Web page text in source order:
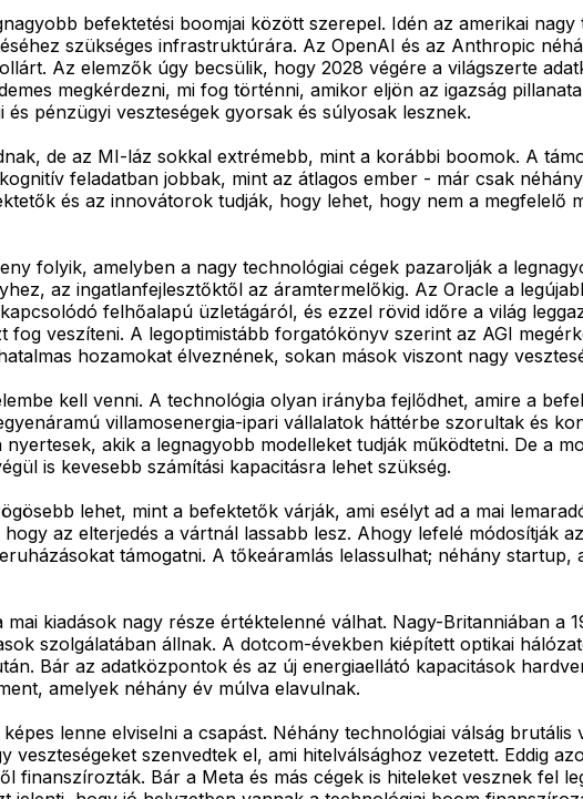
befektetési boomjai között szerepel. Idén az amerikai
szükséges infrastruktúrára. Az OpenAI és az Anthropic
Az elemzők úgy becsülik, hogy 2028 végére a világszerte
megkérdezni, mi fog történni, amikor eljön az igazság
pénzügyi veszteségek gyorsak és súlyosak lesznek.
de az MI-láz sokkal extrémebb, mint a korábbi boomok. A
feladatban jobbak, mint az átlagos ember - már csak
és az innovátorok tudják, hogy lehet, hogy nem a megfelelő
folyik, amelyben a nagy technológiai cégek pazarolják a
az ingatlanfejlesztőktől az áramtermelőkig. Az Oracle a
felhőalapú üzletágáról, és ezzel rövid időre a világ
veszíteni. A legoptimistább forgatókönyv szerint az AGI
hozamokat élveznének, sokan mások viszont nagy
kell venni. A technológia olyan irányba fejlődhet, amire a
villamosenergia-ipari vállalatok háttérbe szorultak és
akik a legnagyobb modelleket tudják működtetni. De a
is kevesebb számítási kapacitásra lehet szükség.
lehet, mint a befektetők várják, ami esélyt ad a mai
az elterjedés a vártnál lassabb lesz. Ahogy lefelé módosítják
támogatni. A tőkeáramlás lelassulhat; néhány startup,
kiadások nagy része értéktelenné válhat. Nagy-Britanniában a
szolgálatában állnak. A dotcom-években kiépített optikai
Bár az adatközpontok és az új energiaellátó kapacitások
amelyek néhány év múlva elavulnak.
lenne elviselni a csapást. Néhány technológiai válság
szenvedtek el, ami hitelválsághoz vezetett. Eddig
finanszírozták. Bár a Meta és más cégek is hiteleket vesznek fel